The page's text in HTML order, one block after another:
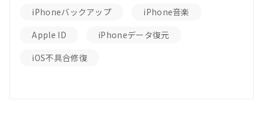
iPhoneバックアップ
iPhone音楽
Apple ID
iPhoneデータ復元
iOS不具合修復